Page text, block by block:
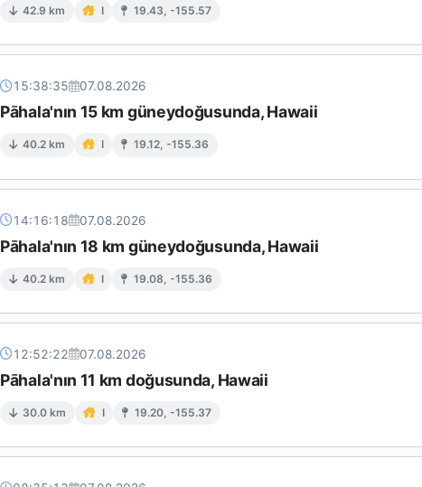
42.9 km I 19.43, -155.57
15:38:35 07.08.2026
Pāhala'nın 15 km güneydoğusunda, Hawaii
40.2 km I 19.12, -155.36
14:16:18 07.08.2026
Pāhala'nın 18 km güneydoğusunda, Hawaii
40.2 km I 19.08, -155.36
12:52:22 07.08.2026
Pāhala'nın 11 km doğusunda, Hawaii
30.0 km I 19.20, -155.37